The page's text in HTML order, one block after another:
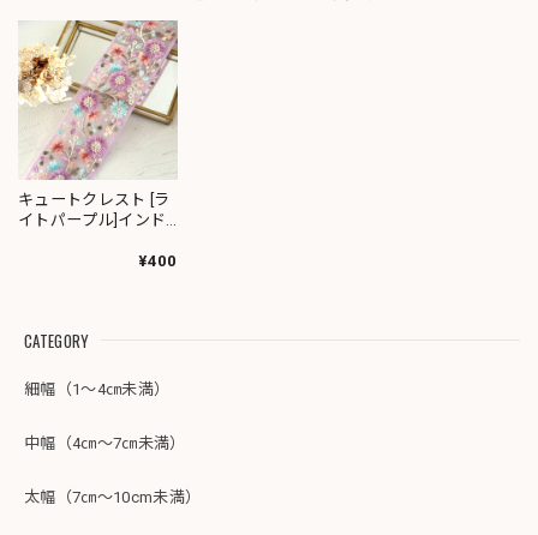
キュートクレスト [ラ
イトパープル]インド
¥400
CATEGORY
細幅（1～4㎝未満）
中幅（4㎝～7㎝未満）
太幅（7㎝～10cm未満）